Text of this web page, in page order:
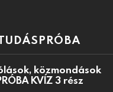
közmondások
KVÍZ 3 rész